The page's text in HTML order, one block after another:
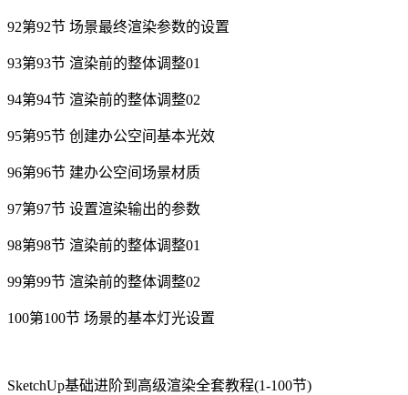
92第92节 场景最终渲染参数的设置
93第93节 渲染前的整体调整01
94第94节 渲染前的整体调整02
95第95节 创建办公空间基本光效
96第96节 建办公空间场景材质
97第97节 设置渲染输出的参数
98第98节 渲染前的整体调整01
99第99节 渲染前的整体调整02
100第100节 场景的基本灯光设置
SketchUp基础进阶到高级渲染全套教程(1-100节)